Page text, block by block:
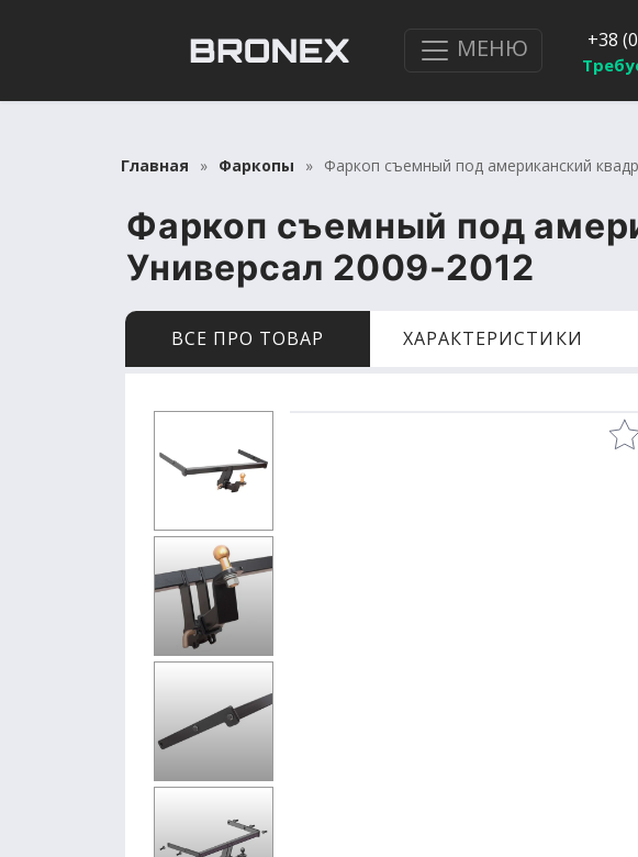
МЕНЮ +38
Главная Фаркопы Фаркоп съемный под американский
Фаркоп съемный под
Универсал 2009-2012
ВСЕ ПРО ТОВАР ХАРАКТЕРИСТИКИ